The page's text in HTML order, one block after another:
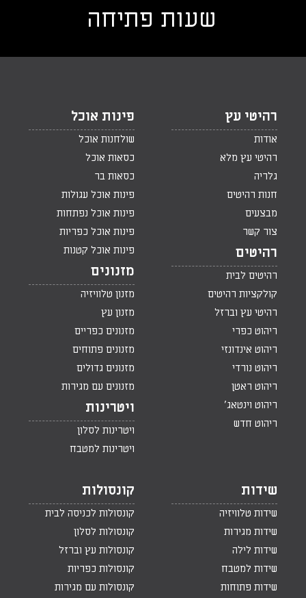
שעות פתיחה
רהיטי עץ
אודות
רהיטי עץ מלא
גלריה
חנות רהיטים
מבצעים
צור קשר
רהיטים
רהיטים לבית
קולקציות רהיטים
רהיטי עץ וברזל
ריהוט כפרי
ריהוט אינדונזי
ריהוט נורדי
ריהוט ראטן
ריהוט וינטאג'
ריהוט חדש
פינות אוכל
שולחנות אוכל
כסאות אוכל
כסאות בר
פינות אוכל עגולות
פינות אוכל נפתחות
פינות אוכל כפריות
פינות אוכל קטנות
מזנונים
מזנון טלוויזיה
מזנון עץ
מזנונים כפריים
מזנונים פתוחים
מזנונים גדולים
מזנונים עם מגירות
ויטרינות
ויטרינות לסלון
ויטרינות למטבח
שידות
שידות טלוויזיה
שידות מגירות
שידות לילה
שידות למטבח
שידות פתוחות
קונסולות
קונסולות לכניסה לבית
קונסולות לסלון
קונסולות עץ וברזל
קונסולות כפריות
קונסולות עם מגירות